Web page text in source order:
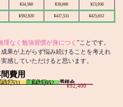
¥34,560 ¥28,000 ¥23,936
¥592,920 ¥437,531 ¥425,652
理なく勉強習慣が身につく ”ことです。
果が上がらず悩み続けることを考えれ
感していただけると思います。
費用
教師T 家庭教師M
¥425,652 秀桜会
¥92,400